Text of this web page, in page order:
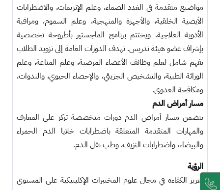
مواضيع متقدمة في الغدد الصماء، وعلم الإنزيمات، والاضطرابات
الأيضية الخلقية، والأجهزة والمنهجية، وعلم السموم، ومراقبة
الأدوية العلاجية. ويختتم برنامج الماجستير بأطروحة تخصصية
بإشراف عضو هيئة تدريس. تهدف الدورات العامة إلى تزويد الطلاب
بفهم شامل لعلم وظائف الأعضاء المرضية، وعلم المناعة، وعلم
الوراثة الطبية، والتشخيص الجزيئي، والإحصاء الحيوي، والندوات،
ومكافحة العدوى.
مسار أمراض الدم
يتضمن مسار أمراض الدم دورات متخصصة تركز على المعارف
والمهارات المتقدمة المتعلقة باضطرابات خلايا الدم الحمراء
والبيضاء، واضطرابات النزيف، وطب نقل الدم.
الرؤية
تعزيز الكفاءة في مجال علوم المختبرات الإكلينيكية على المستوى